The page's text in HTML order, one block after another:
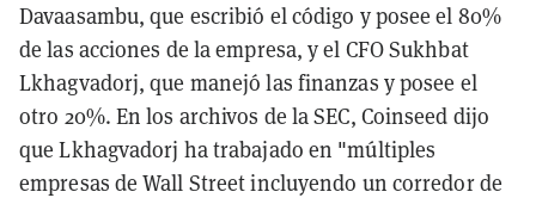
Davaasambu, que escribió el código y posee el 80%
de las acciones de la empresa, y el CFO Sukhbat
Lkhagvadorj, que manejó las finanzas y posee el
otro 20%. En los archivos de la SEC, Coinseed dijo
que Lkhagvadorj ha trabajado en "múltiples
empresas de Wall Street incluyendo un corredor de